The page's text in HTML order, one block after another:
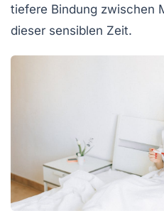
tiefere Bindung zwischen
dieser sensiblen Zeit.